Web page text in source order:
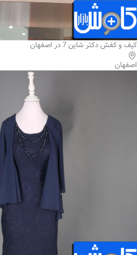
کیف و کفش دکتر شاین 7 در اصفهان
اصفهان